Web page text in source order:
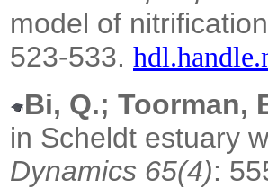
model of
523-533.
Bi, Q.; Toorman,
in Scheldt estuary
Dynamics 65(4):